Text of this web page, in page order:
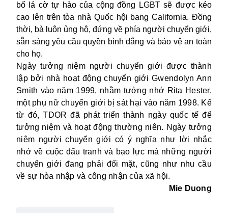
bố lá cờ tự hào của cộng đồng LGBT sẽ được kéo
cao lên trên tòa nhà Quốc hội bang California. Đồng
thời, bà luôn ủng hộ, đứng về phía người chuyển giới,
sẵn sàng yêu cầu quyền bình đẳng và bảo vệ an toàn
cho họ.
Ngày tưởng niệm người chuyển giới được thành
lập bởi nhà hoạt động chuyển giới Gwendolyn Ann
Smith vào năm 1999, nhằm tưởng nhớ Rita Hester,
một phụ nữ chuyển giới bị sát hại vào năm 1998. Kể
từ đó, TDOR đã phát triển thành ngày quốc tế để
tưởng niệm và hoạt động thường niên. Ngày tưởng
niệm người chuyển giới có ý nghĩa như lời nhắc
nhở về cuộc đấu tranh và bạo lực mà những người
chuyển giới đang phải đối mặt, cũng như nhu cầu
về sự hòa nhập và công nhận của xã hội.
Mie Duong